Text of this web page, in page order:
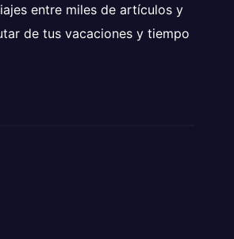
entre miles de artículos y
de tus vacaciones y tiempo